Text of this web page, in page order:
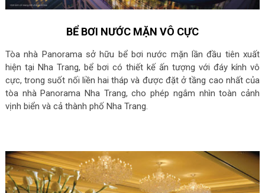
BỂ BƠI NƯỚC MẶN VÔ CỰC
Tòa nhà Panorama sở hữu bể bơi nước mặn lần đầu tiên xuất
hiện tại Nha Trang, bể bơi có thiết kế ấn tượng với đáy kính vô
cực, trong suốt nối liền hai tháp và được đặt ở tầng cao nhất của
tòa nhà Panorama Nha Trang, cho phép ngắm nhìn toàn cảnh
vịnh biển và cả thành phố Nha Trang.